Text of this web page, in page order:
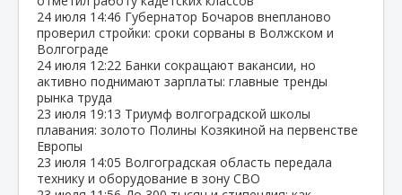
24 июля 14:46 Губернатор Бочаров внепланово
проверил стройки: сроки сорваны в Волжском и
Волгограде
24 июля 12:22 Банки сокращают вакансии, но
активно поднимают зарплаты: главные тренды
рынка труда
23 июля 19:13 Триумф волгоградской школы
плавания: золото Полины Козякиной на первенстве
Европы
23 июля 14:05 Волгоградская область передала
технику и оборудование в зону СВО